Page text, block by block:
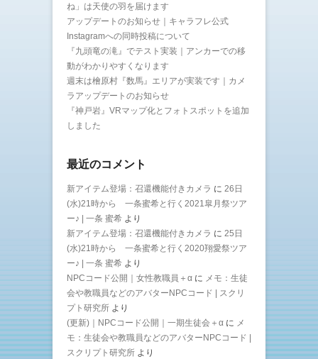
ね」は天使の羽を届けます
アップデートのお知らせ｜キャラフレ公式
Instagramへの同時投稿について
『九頭竜の滝』でテスト実装｜アンカーでの移
動がわかりやすくなります
週末は檜原村『数馬』エリアが実装です｜カメ
ラアップデートのお知らせ
『神戸岩』VRマップ化とフォトスポットを追加
しました
最近のコメント
新アイテム登場：召還機能付きカメラ に 26日
(水)21時から 一条蜜希と行く2021皐月祭ツア
ー♪ | 一条 蜜希 より
新アイテム登場：召還機能付きカメラ に 25日
(水)21時から 一条蜜希と行く2020翔愛祭ツア
ー♪ | 一条 蜜希 より
NPCコード公開｜女性教職員＋α に メモ：生徒
会や教職員などのアバターNPCコード | スクリ
プト研究所 より
(更新)｜NPCコード公開｜一期生徒会＋α に メ
モ：生徒会や教職員などのアバターNPCコード |
スクリプト研究所 より